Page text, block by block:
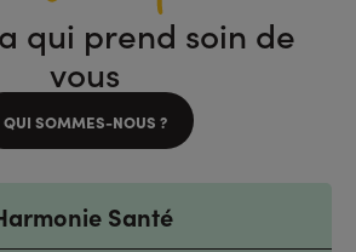
qui prend soin de
vous
QUI SOMMES-NOUS ?
Santé